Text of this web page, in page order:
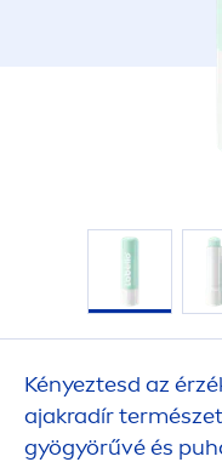
Kényeztesd az
ajakradír
gyögyörűvé és